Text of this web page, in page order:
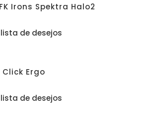
Irons Spektra Halo2
de desejos
Click Ergo
de desejos